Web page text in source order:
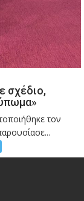
σχέδιο,
τον